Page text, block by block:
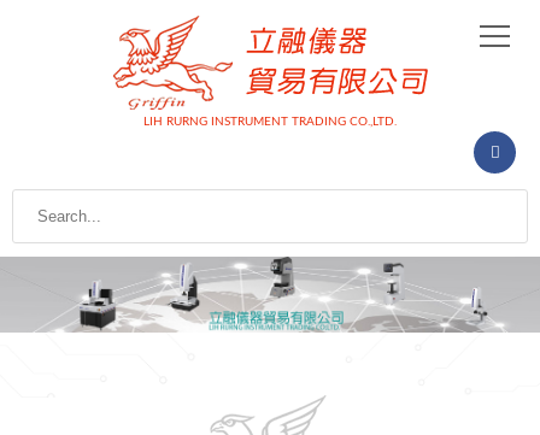
LIH RURNG INSTRUMENT TRADING CO.,LTD.